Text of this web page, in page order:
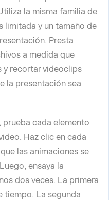
la misma familia de
limitada y un tamaño de
Presta
a medida que
y recortar videoclips
la presentación sea
prueba cada elemento
Haz clic en cada
las animaciones se
ensaya la
dos veces. La primera
tiempo. La segunda